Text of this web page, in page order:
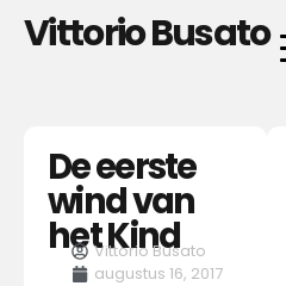
Vittorio Busato
De eerste
wind van
het Kind
Vittorio Busato
augustus 16, 2017